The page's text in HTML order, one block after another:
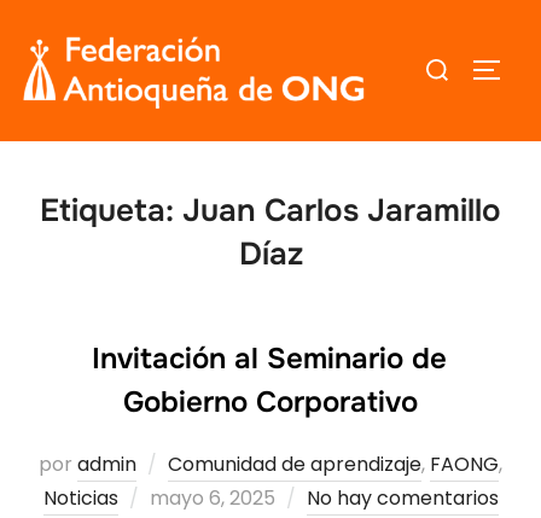
contenido
Buscar:
Etiqueta: Juan Carlos Jaramillo
Díaz
Invitación al Seminario de
Gobierno Corporativo
por admin Comunidad de aprendizaje, FAONG,
Noticias
Publicado
mayo 6, 2025 No hay comentarios